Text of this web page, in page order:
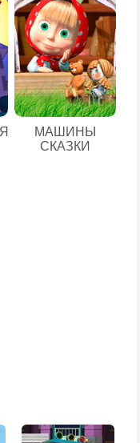
МАШИНЫ
СКАЗКИ